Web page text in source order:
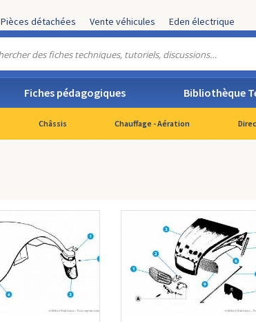
Pièces détachées Vente véhicules Eden électrique
Fiches pédagogiques Bibliothèque
Châssis Chauffage - Aération